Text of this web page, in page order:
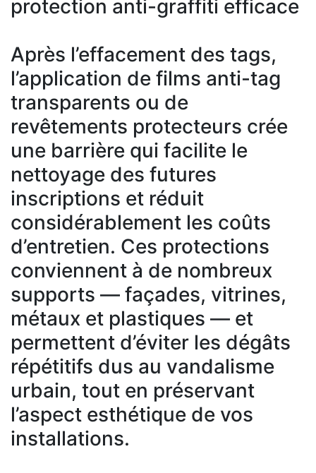
protection anti-graffiti efficace
Après l’effacement des tags,
l’application de films anti-tag
transparents ou de
revêtements protecteurs crée
une barrière qui facilite le
nettoyage des futures
inscriptions et réduit
considérablement les coûts
d’entretien. Ces protections
conviennent à de nombreux
supports — façades, vitrines,
métaux et plastiques — et
permettent d’éviter les dégâts
répétitifs dus au vandalisme
urbain, tout en préservant
l’aspect esthétique de vos
installations.